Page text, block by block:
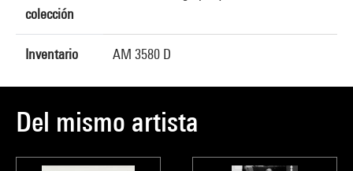
colección
Inventario AM 3580 D
Del mismo artista